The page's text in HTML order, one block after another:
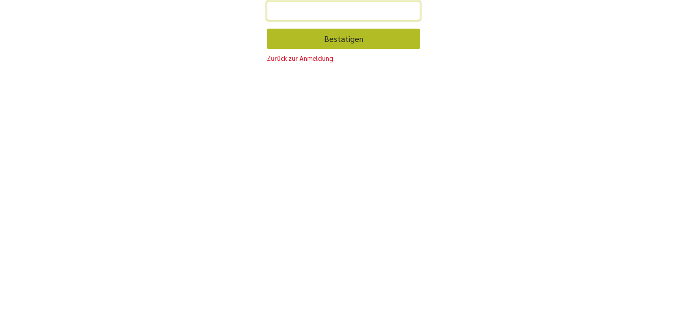
Bestätigen
Zurück zur Anmeldung